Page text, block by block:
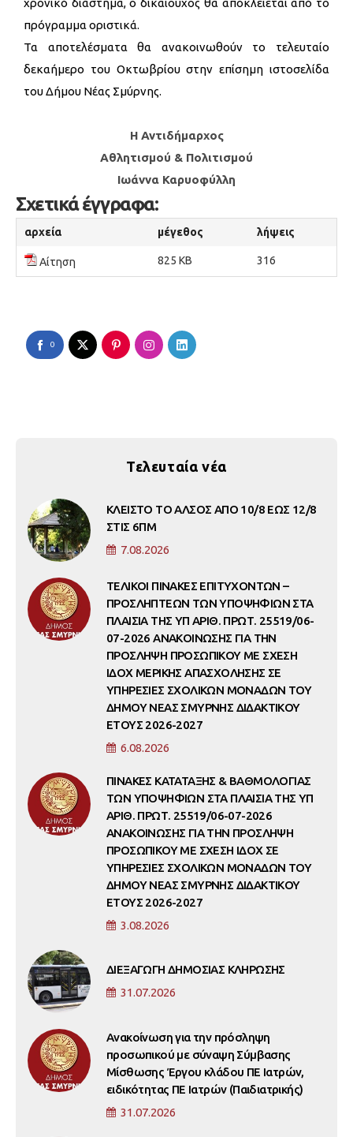
πρόγραμμα οριστικά.
Τα αποτελέσματα θα ανακοινωθούν το τελευταίο
δεκαήμερο του Οκτωβρίου στην επίσημη ιστοσελίδα
του Δήμου Νέας Σμύρνης.
Η Αντιδήμαρχος
Αθλητισμού & Πολιτισμού
Ιωάννα Καρυοφύλλη
Σχετικά έγγραφα:
αρχεία μέγεθος λήψεις
Αίτηση 825 KB 316
0
Τελευταία νέα
ΚΛΕΙΣΤΟ ΤΟ ΑΛΣΟΣ ΑΠΟ 10/8 ΕΩΣ 12/8
ΣΤΙΣ 6ΠΜ
7.08.2026
ΤΕΛΙΚΟΙ ΠΙΝΑΚΕΣ ΕΠΙΤΥΧΟΝΤΩΝ –
ΠΡΟΣΛΗΠΤΕΩΝ ΤΩΝ ΥΠΟΨΗΦΙΩΝ ΣΤΑ
ΠΛΑΙΣΙΑ ΤΗΣ ΥΠ ΑΡΙΘ. ΠΡΩΤ. 25519/06-
07-2026 ΑΝΑΚΟΙΝΩΣΗΣ ΓΙΑ ΤΗΝ
ΠΡΟΣΛΗΨΗ ΠΡΟΣΩΠΙΚΟΥ ΜΕ ΣΧΕΣΗ
ΙΔΟΧ ΜΕΡΙΚΗΣ ΑΠΑΣΧΟΛΗΣΗΣ ΣΕ
ΥΠΗΡΕΣΙΕΣ ΣΧΟΛΙΚΩΝ ΜΟΝΑΔΩΝ ΤΟΥ
ΔΗΜΟΥ ΝΕΑΣ ΣΜΥΡΝΗΣ ΔΙΔΑΚΤΙΚΟΥ
ΕΤΟΥΣ 2026-2027
6.08.2026
ΠΙΝΑΚΕΣ ΚΑΤΑΤΑΞΗΣ & ΒΑΘΜΟΛΟΓΙΑΣ
ΤΩΝ ΥΠΟΨΗΦΙΩΝ ΣΤΑ ΠΛΑΙΣΙΑ ΤΗΣ ΥΠ
ΑΡΙΘ. ΠΡΩΤ. 25519/06-07-2026
ΑΝΑΚΟΙΝΩΣΗΣ ΓΙΑ ΤΗΝ ΠΡΟΣΛΗΨΗ
ΠΡΟΣΩΠΙΚΟΥ ΜΕ ΣΧΕΣΗ ΙΔΟΧ ΣΕ
ΥΠΗΡΕΣΙΕΣ ΣΧΟΛΙΚΩΝ ΜΟΝΑΔΩΝ ΤΟΥ
ΔΗΜΟΥ ΝΕΑΣ ΣΜΥΡΝΗΣ ΔΙΔΑΚΤΙΚΟΥ
ΕΤΟΥΣ 2026-2027
3.08.2026
ΔΙΕΞΑΓΩΓΗ ΔΗΜΟΣΙΑΣ ΚΛΗΡΩΣΗΣ
31.07.2026
Ανακοίνωση για την πρόσληψη
προσωπικού με σύναψη Σύμβασης
Μίσθωσης Έργου κλάδου ΠΕ Ιατρών,
ειδικότητας ΠΕ Ιατρών (Παιδιατρικής)
31.07.2026